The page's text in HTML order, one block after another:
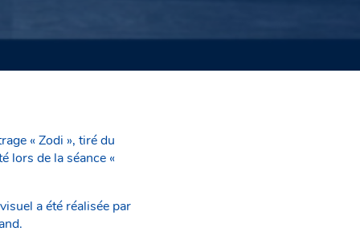
« Zodi », tiré du
lors de la séance «
a été réalisée par